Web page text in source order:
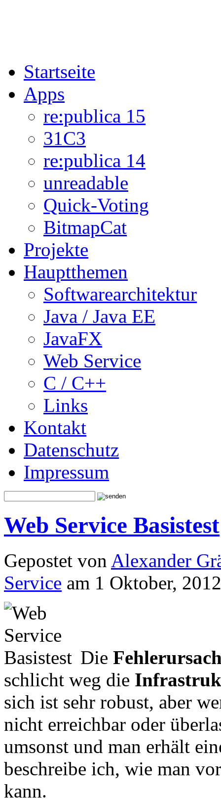
Startseite
Apps
re:publica 15
31C3
re:publica 14
unreadable
Quick-Voting
BitmapCat
Projekte
Hauptthemen
Softwarearchitektur
Java / Java EE
JavaFX
Web Service
C / C++
Links
Kontakt
Datenschutz
Impressum
Web Service Basistest
Gepostet von Alexander
Service am 1 Oktober,
Die
schlicht weg die
sich ist sehr robust, aber
nicht erreichbar oder
umsonst und man erhält
beschreibe ich, wie man
kann.